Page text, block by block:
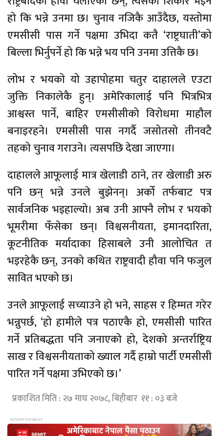
हो कि भन्ने उनमा छ। चुनाव नजिकै आउँदैछ, यस्तोमा
एमसीसी पास गर्ने पक्षमा उभिदा कतै ‘राष्ट्रघाती’को
बिल्ला भिर्नुपर्ने हो कि भन्ने भय पनि उनमा उत्तिकै छ।
लोभ र भयको यो उहापोहमा चतुर दाहालले एउटा
जुक्ति निकालेकै हुन्। अमेरिकालाई पनि भित्रभित्र
आश्वस्त पार्ने, बाहिर एमसीसीको विरोधमा माहौल
बनाइरहने। एमसीसी पास नगर्दै जसोतसो तीनवटै
तहको चुनाव गराउने। त्यसपछि देखा जाएगा।
दाहालले आफूलाई मात्र खेलाडी ठाने, तर खेलाडी अरु
पनि छन् भन्ने उनले बुझेनन्। अर्को तर्फबाट पत्र
सार्वजनिक भइहाल्यो। अब उनी आफ्नै लोभ र भयको
भूमरीमा फँसेका छन्। विश्वसनीयता, इमानदारिता,
कूटनीतिक मर्यादाका हिसाबले उनी आलोचित त
भइरहेकै छन्, उनको कथित राष्ट्रवादी हौवा पनि फजुल
सावित भएको छ।
उनले आफूलाई सच्याउने हो भने, साहस र हिम्मत गरेर
भन्नुपर्छ, ‘हो हामीले पत्र पठाएकै हो, एमसीसी पारित
गर्ने प्रतिबद्धता पनि जनाएको हो, देशको अन्तर्राष्ट्रिय
साख र विश्वसनीयताको ख्याल गर्दै हाम्रो पार्टी एमसीसी
पारित गर्ने पक्षमा उभिएको छ।’
प्रकाशित मिति : २७ माघ २०७८, बिहीबार ११ : ०३ बजे